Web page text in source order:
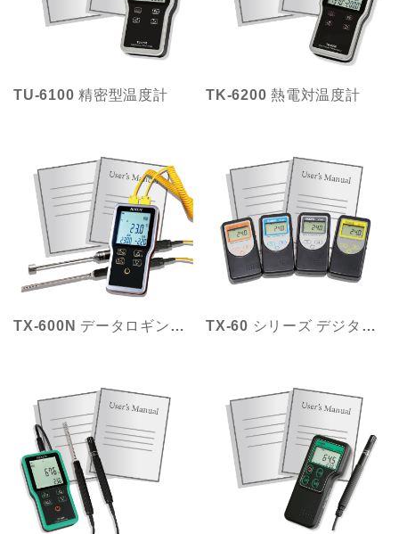
TU-6100 精密型温度計 TK-6200 熱電対温度計
TX-600N データロギング温度計 TX-60 シリーズ デジタル温度計